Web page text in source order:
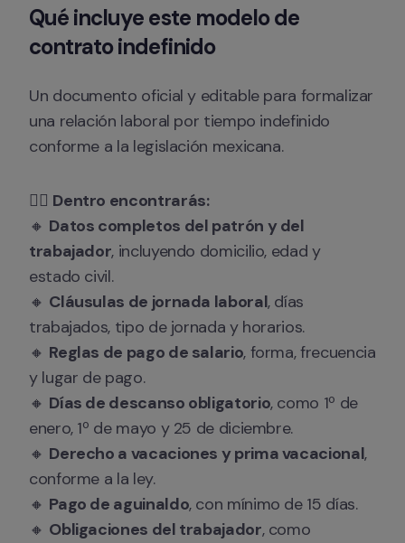
Qué incluye este modelo de
contrato indefinido
Un documento oficial y editable para formalizar
una relación laboral por tiempo indefinido
conforme a la legislación mexicana.
👉🏻 Dentro encontrarás:
🔸 Datos completos del patrón y del
trabajador, incluyendo domicilio, edad y
estado civil.
🔸 Cláusulas de jornada laboral, días
trabajados, tipo de jornada y horarios.
🔸 Reglas de pago de salario, forma, frecuencia
y lugar de pago.
🔸 Días de descanso obligatorio, como 1º de
enero, 1º de mayo y 25 de diciembre.
🔸 Derecho a vacaciones y prima vacacional,
conforme a la ley.
🔸 Pago de aguinaldo, con mínimo de 15 días.
🔸 Obligaciones del trabajador, como